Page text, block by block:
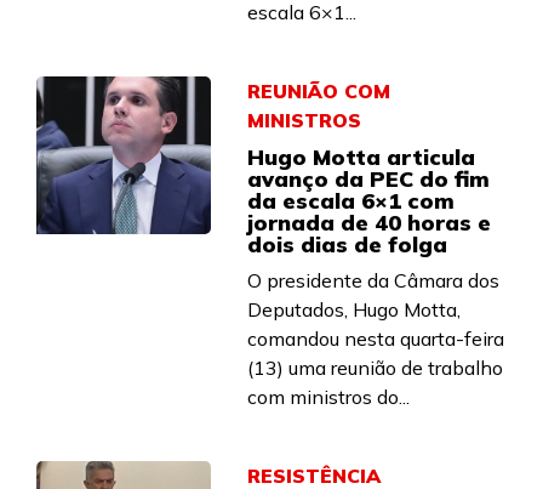
escala 6×1...
REUNIÃO COM
MINISTROS
Hugo Motta articula
avanço da PEC do fim
da escala 6×1 com
jornada de 40 horas e
dois dias de folga
O presidente da Câmara dos
Deputados, Hugo Motta,
comandou nesta quarta-feira
(13) uma reunião de trabalho
com ministros do...
RESISTÊNCIA